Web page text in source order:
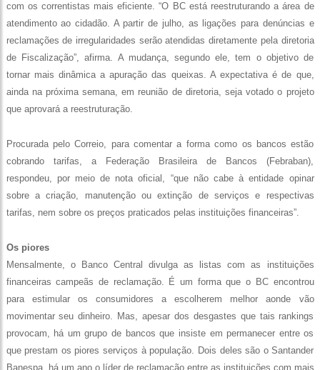
com os correntistas mais eficiente. “O BC está reestruturando a área de
atendimento ao cidadão. A partir de julho, as ligações para denúncias e
reclamações de irregularidades serão atendidas diretamente pela diretoria
de Fiscalização”, afirma. A mudança, segundo ele, tem o objetivo de
tornar mais dinâmica a apuração das queixas. A expectativa é de que,
ainda na próxima semana, em reunião de diretoria, seja votado o projeto
que aprovará a reestruturação.
Procurada pelo Correio, para comentar a forma como os bancos estão
cobrando tarifas, a Federação Brasileira de Bancos (Febraban),
respondeu, por meio de nota oficial, “que não cabe à entidade opinar
sobre a criação, manutenção ou extinção de serviços e respectivas
tarifas, nem sobre os preços praticados pelas instituições financeiras”.
Os piores
Mensalmente, o Banco Central divulga as listas com as instituições
financeiras campeãs de reclamação. É um forma que o BC encontrou
para estimular os consumidores a escolherem melhor aonde vão
movimentar seu dinheiro. Mas, apesar dos desgastes que tais rankings
provocam, há um grupo de bancos que insiste em permanecer entre os
que prestam os piores serviços à população. Dois deles são o Santander
Banespa, há um ano o líder de reclamação entre as instituições com mais